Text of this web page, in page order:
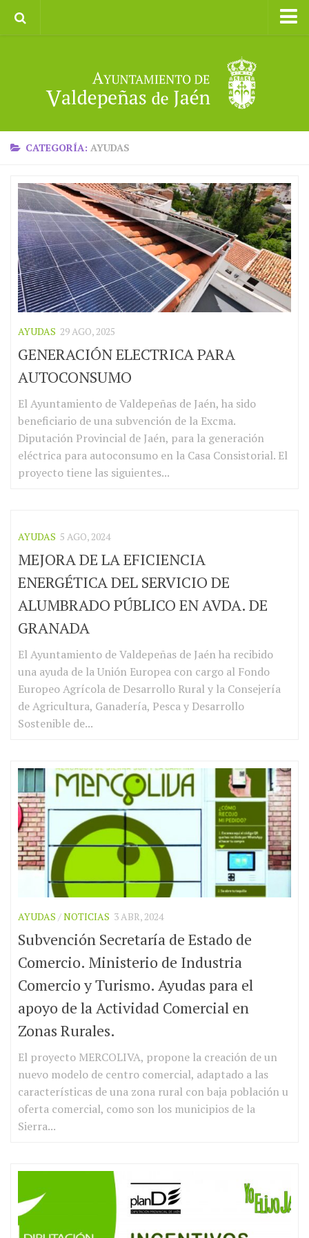
II CXM ROMPEALBARCAS 2023
CATEGORÍA: AYUDAS
AYUDAS 29 AGO, 2025
GENERACIÓN ELECTRICA PARA
AUTOCONSUMO
El Ayuntamiento de Valdepeñas de Jaén, ha sido
beneficiario de una subvención de la Excma.
Diputación Provincial de Jaén, para la generación
eléctrica para autoconsumo en la Casa Consistorial. El
proyecto tiene las siguientes...
AYUDAS 5 AGO, 2024
MEJORA DE LA EFICIENCIA
ENERGÉTICA DEL SERVICIO DE
ALUMBRADO PÚBLICO EN AVDA. DE
GRANADA
El Ayuntamiento de Valdepeñas de Jaén ha recibido
una ayuda de la Unión Europea con cargo al Fondo
Europeo Agrícola de Desarrollo Rural y la Consejería
de Agricultura, Ganadería, Pesca y Desarrollo
Sostenible de...
AYUDAS /NOTICIAS 3 ABR, 2024
Subvención Secretaría de Estado de
Comercio. Ministerio de Industria
Comercio y Turismo. Ayudas para el
apoyo de la Actividad Comercial en
Zonas Rurales.
El proyecto MERCOLIVA, propone la creación de un
nuevo modelo de centro comercial, adaptado a las
características de una zona rural con baja población u
oferta comercial, como son los municipios de la
Sierra...